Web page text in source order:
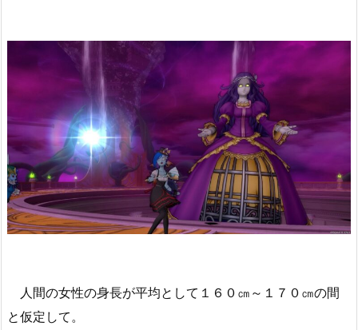
人間の女性の身長が平均として１６０㎝～１７０㎝の間
と仮定して。